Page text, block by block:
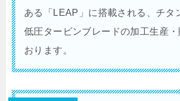
ある「LEAP」に搭載される、チタ
低圧タービンブレードの加工生産
おります。